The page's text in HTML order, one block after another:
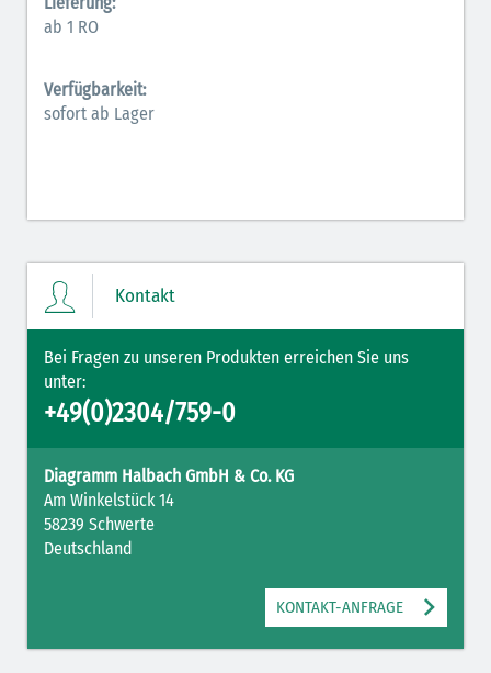
ab 1 RO
Verfügbarkeit:
sofort ab Lager
Kontakt
Bei Fragen zu unseren Produkten erreichen Sie uns
unter:
+49(0)2304/759-0
Diagramm Halbach GmbH & Co. KG
Am Winkelstück 14
58239 Schwerte
Deutschland
KONTAKT-ANFRAGE